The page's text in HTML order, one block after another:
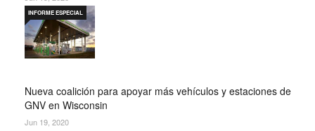
Nueva coalición para apoyar más vehículos y estaciones de
GNV en Wisconsin
INFORME ESPECIAL
Jun 19, 2020